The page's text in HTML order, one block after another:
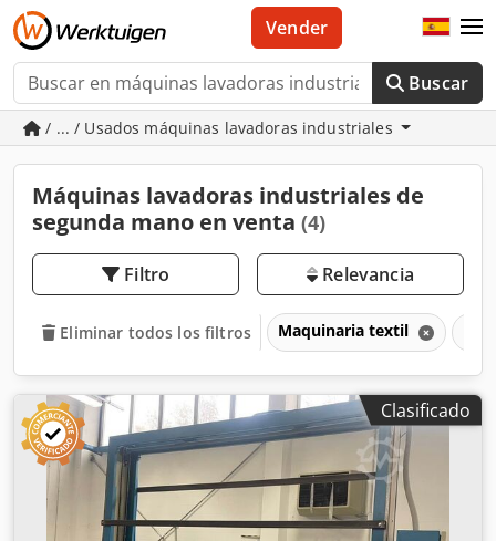
Buscar
Vender
/ ... / Usados máquinas lavadoras industriales
Máquinas lavadoras industriales de
segunda mano en venta (4)
Filtro Relevancia
Eliminar todos los filtros Maquinaria textil
Clasificado